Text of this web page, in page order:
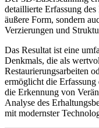
detaillierte Erfassung
äußere Form, sondern
Verzierungen und
Das Resultat ist eine
Denkmals, die als
Restaurierungsarbeiten
ermöglicht die
die Erkennung von
Analyse des
mit modernster